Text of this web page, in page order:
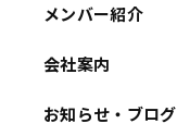
メンバー紹介
会社案内
お知らせ・ブログ